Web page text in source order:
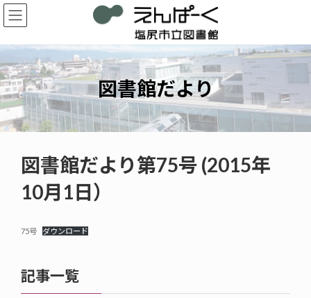
コ
ン
ン
ツ
へ
ス
キ
ッ
プ
ナ
ビ
ー
シ
ョ
ン
に
移
動
図書館だより
図書館だより第75号 (2015年
10月1日）
75号 ダウンロード
記事一覧